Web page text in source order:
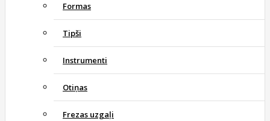
Formas
Tipši
Instrumenti
Otiņas
Frezas uzgaļi